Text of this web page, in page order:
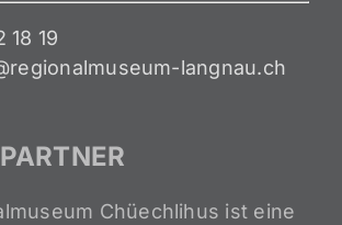
18 19
langnau.ch
Chüechlihus ist eine